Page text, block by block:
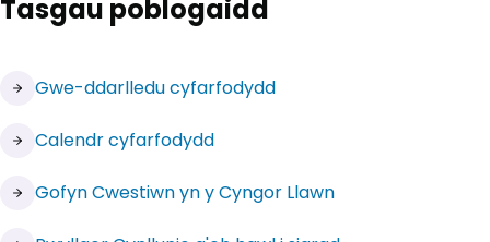
Tasgau poblogaidd
Gwe-ddarlledu cyfarfodydd
(yn agor mewn tab newydd)
Calendr cyfarfodydd
(yn agor mewn tab newydd)
Gofyn Cwestiwn yn y Cyngor Llawn